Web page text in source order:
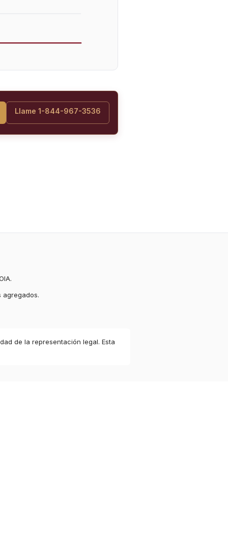
Llame 1-844-967-3536
agregados.
de la representación legal. Esta